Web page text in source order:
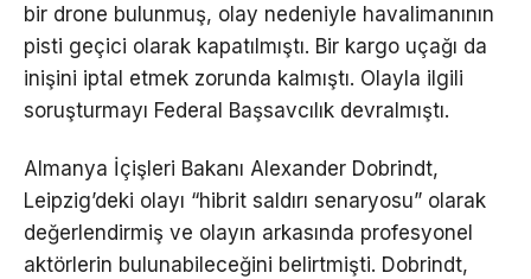
bir drone bulunmuş, olay nedeniyle havalimanının
pisti geçici olarak kapatılmıştı. Bir kargo uçağı da
inişini iptal etmek zorunda kalmıştı. Olayla ilgili
soruşturmayı Federal Başsavcılık devralmıştı.
Almanya İçişleri Bakanı Alexander Dobrindt,
Leipzig’deki olayı “hibrit saldırı senaryosu” olarak
değerlendirmiş ve olayın arkasında profesyonel
aktörlerin bulunabileceğini belirtmişti. Dobrindt,